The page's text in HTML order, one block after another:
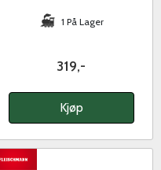
1 På Lager
319,-
Kjøp